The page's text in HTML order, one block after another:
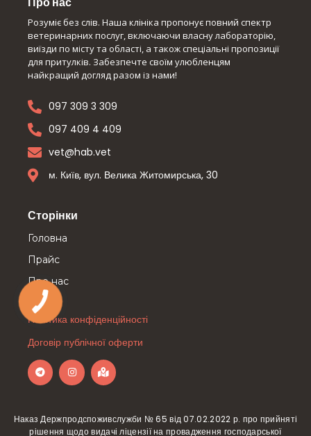
Розуміє без слів. Наша клініка пропонує повний спектр
ветеринарних послуг, включаючи власну лабораторію,
виїзди по місту та області, а також спеціальні пропозиції
для притулків. Забезпечте своїм улюбленцям
найкращий догляд разом із нами!
097 309 3 309
097 409 4 409
vet@hab.vet
м. Київ, вул. Велика Житомирська, 30
Сторінки
Головна
Прайс
Про нас
Політика конфіденційності
Договір публічної оферти
Наказ Держпродспоживслужби № 65 від 07.02.2022 р. про прийняті
рішення щодо видачі ліцензії на провадження господарської